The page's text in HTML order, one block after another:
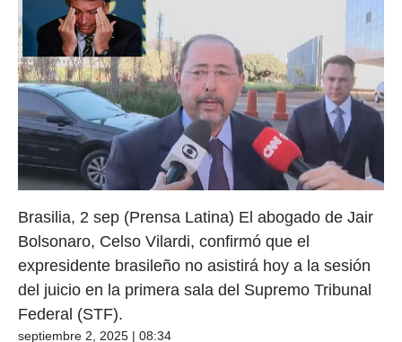
Brasilia, 2 sep (Prensa Latina) El abogado de Jair
Bolsonaro, Celso Vilardi, confirmó que el
expresidente brasileño no asistirá hoy a la sesión
del juicio en la primera sala del Supremo Tribunal
Federal (STF).
septiembre 2, 2025 | 08:34